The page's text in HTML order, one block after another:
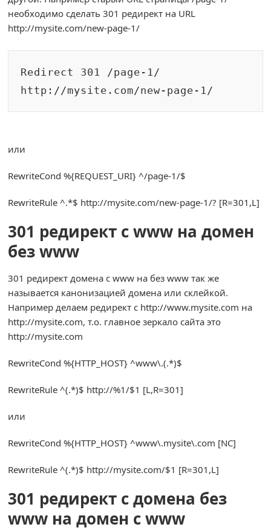
необходимо сделать 301 редирект на URL
http://mysite.com/new-page-1/
Redirect 301 /page - 1 /
http : //mysite.com/new-page-1/
или
RewriteCond %{REQUEST_URI} ^/page-1/$
RewriteRule ^.*$ http://mysite.com/new-page-1/? [R=301,L]
301 редирект с www на домен
без www
301 редирект домена с www на без www так же
называется канонизацией домена или склейкой.
Например делаем редирект с http://www.mysite.com на
http://mysite.com, т.о. главное зеркало сайта это
http://mysite.com
RewriteCond %{HTTP_HOST} ^www\.(.*)$
RewriteRule ^(.*)$ http://%1/$1 [L,R=301]
или
RewriteCond %{HTTP_HOST} ^www\.mysite\.com [NC]
RewriteRule ^(.*)$ http://mysite.com/$1 [R=301,L]
301 редирект с домена без
www на домен с www